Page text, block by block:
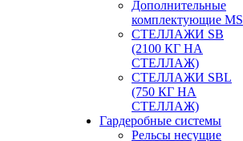
Дополнительные
комплектующие MS
СТЕЛЛАЖИ SB
(2100 КГ НА
СТЕЛЛАЖ)
СТЕЛЛАЖИ SBL
(750 КГ НА
СТЕЛЛАЖ)
Гардеробные системы
Рельсы несущие